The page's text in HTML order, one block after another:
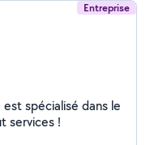
Entreprise
est spécialisé dans le
services !